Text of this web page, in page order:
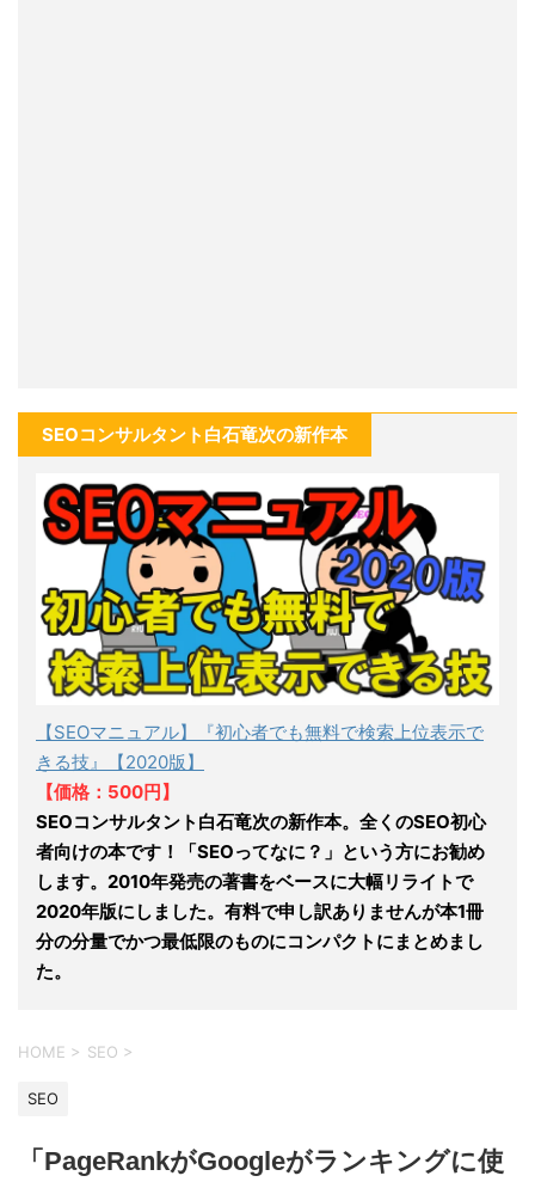
SEOコンサルタント白石竜次の新作本
【SEOマニュアル】『初心者でも無料で検索上位表示で
きる技』【2020版】
【価格：500円】
SEOコンサルタント白石竜次の新作本。全くのSEO初心
者向けの本です！「SEOってなに？」という方にお勧め
します。2010年発売の著書をベースに大幅リライトで
2020年版にしました。有料で申し訳ありませんが本1冊
分の分量でかつ最低限のものにコンパクトにまとめまし
た。
HOME > SEO >
SEO
「PageRankがGoogleがランキングに使